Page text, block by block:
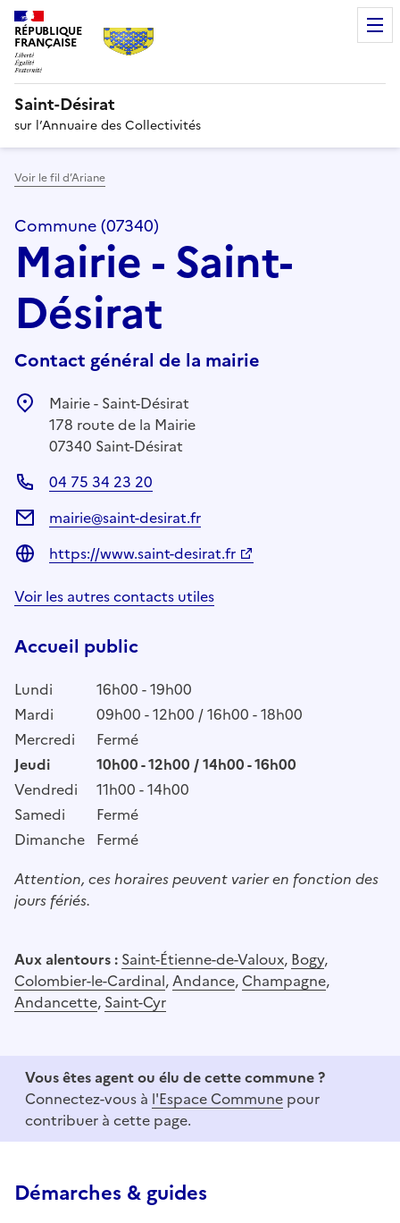
RÉPUBLIQUE
FRANÇAISE
Saint-Désirat
sur l’Annuaire des Collectivités
Voir le fil d’Ariane
Commune (07340)
Mairie - Saint-
Désirat
Contact général de la mairie
Mairie - Saint-Désirat
178 route de la Mairie
07340 Saint-Désirat
04 75 34 23 20
mairie@saint-desirat.fr
https://www.saint-desirat.fr
Voir les autres contacts utiles
Accueil public
Lundi
16h00 - 19h00
Mardi
09h00 - 12h00 / 16h00 - 18h00
Mercredi
Fermé
Jeudi
10h00 - 12h00 / 14h00 - 16h00
Vendredi
11h00 - 14h00
Samedi
Fermé
Dimanche Fermé
Attention, ces horaires peuvent varier en fonction des
jours fériés.
Aux alentours : Saint-Étienne-de-Valoux, Bogy,
Colombier-le-Cardinal,Andance, Champagne,
Andancette, Saint-Cyr
Vous êtes agent ou élu de cette commune ?
Connectez-vous à l'Espace Commune pour
contribuer à cette page.
Démarches & guides